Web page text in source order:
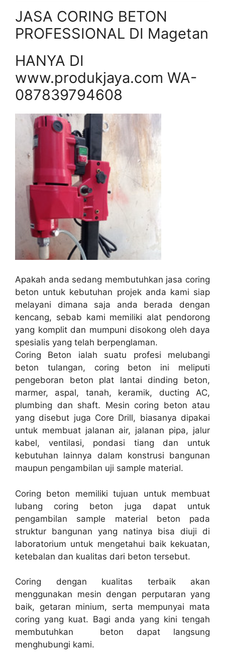
JASA CORING BETON
PROFESSIONAL DI Magetan
HANYA DI
www.produkjaya.com WA-
087839794608
Apakah anda sedang membutuhkan jasa coring
beton untuk kebutuhan projek anda kami siap
melayani dimana saja anda berada dengan
kencang, sebab kami memiliki alat pendorong
yang komplit dan mumpuni disokong oleh daya
spesialis yang telah berpenglaman.
Coring Beton ialah suatu profesi melubangi
beton tulangan, coring beton ini meliputi
pengeboran beton plat lantai dinding beton,
marmer, aspal, tanah, keramik, ducting AC,
plumbing dan shaft. Mesin coring beton atau
yang disebut juga Core Drill, biasanya dipakai
untuk membuat jalanan air, jalanan pipa, jalur
kabel, ventilasi, pondasi tiang dan untuk
kebutuhan lainnya dalam konstrusi bangunan
maupun pengambilan uji sample material.
Coring beton memiliki tujuan untuk membuat
lubang coring beton juga dapat untuk
pengambilan sample material beton pada
struktur bangunan yang natinya bisa diuji di
laboratorium untuk mengetahui baik kekuatan,
ketebalan dan kualitas dari beton tersebut.
Coring dengan kualitas terbaik akan
menggunakan mesin dengan perputaran yang
baik, getaran minium, serta mempunyai mata
coring yang kuat. Bagi anda yang kini tengah
membutuhkan beton dapat langsung
menghubungi kami.